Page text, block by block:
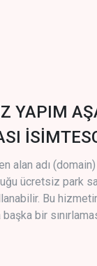
YAPIM
alan adı
ücretsiz park
Bu
bir